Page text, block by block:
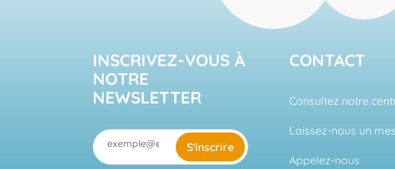
INSCRIVEZ-VOUS À
NOTRE
NEWSLETTER
S'inscrire
CONTACT
Consultez notre
Laissez-nous un
Appelez-nous